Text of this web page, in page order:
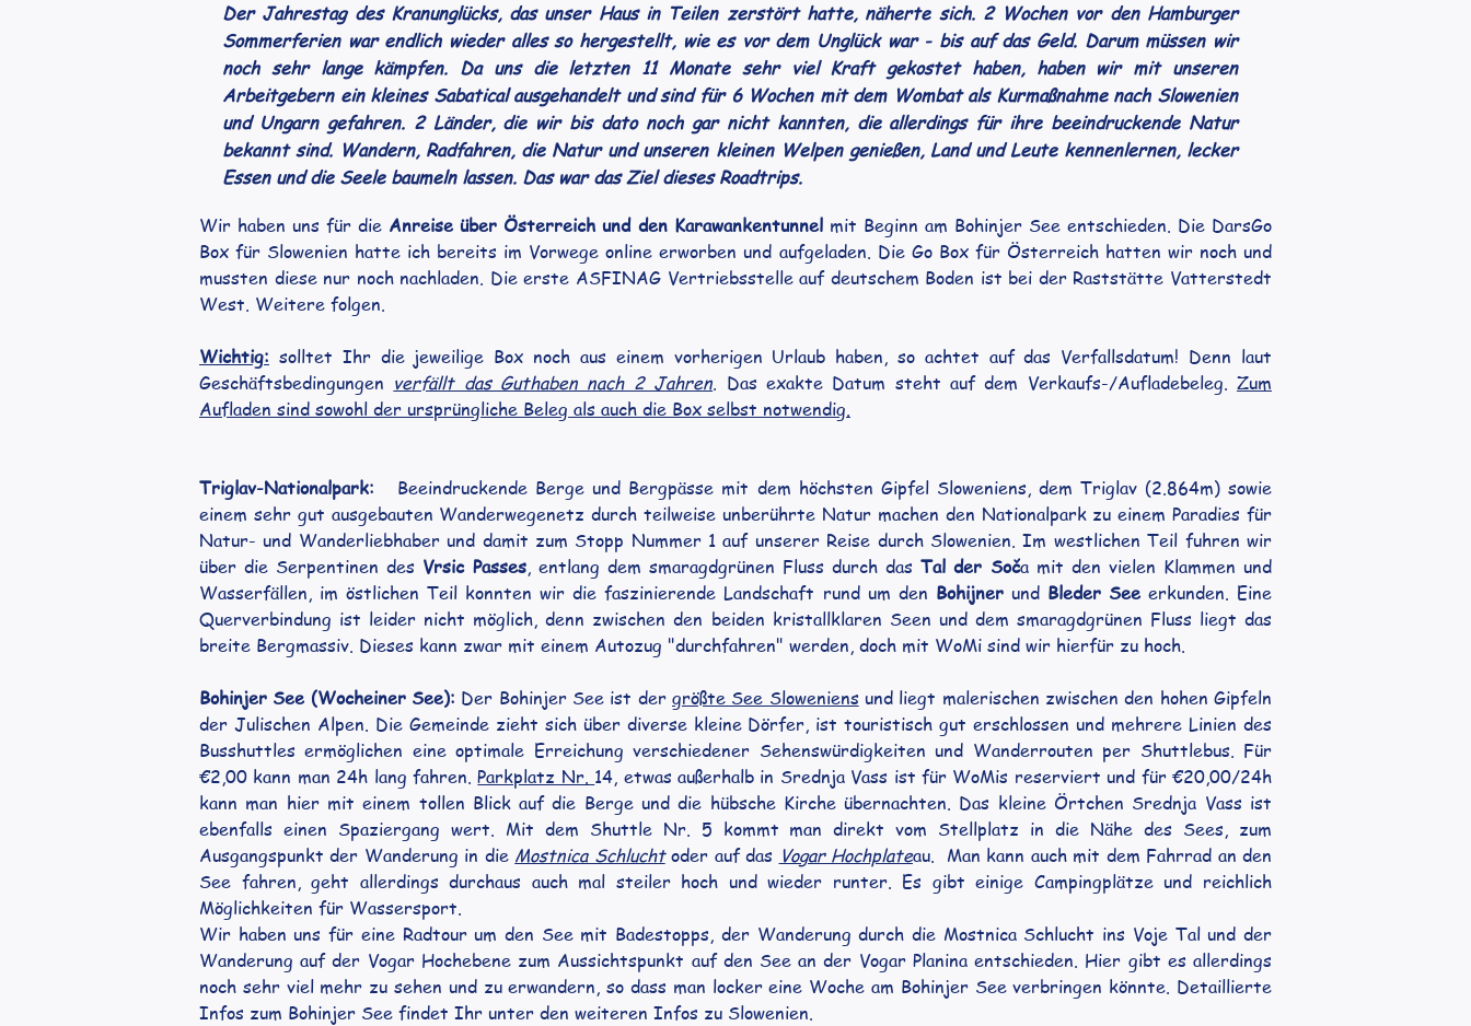
Der Jahrestag des Kranunglücks, das unser Haus in Teilen zerstört hatte, näherte sich. 2 Wochen vor den Hamburger
Sommerferien war endlich wieder alles so hergestellt, wie es vor dem Unglück war - bis auf das Geld. Darum müssen wir
noch sehr lange kämpfen. Da uns die letzten 11 Monate sehr viel Kraft gekostet haben, haben wir mit unseren
Arbeitgebern ein kleines Sabatical ausgehandelt und sind für 6 Wochen mit dem Wombat als Kurmaßnahme nach Slowenien
und Ungarn gefahren. 2 Länder, die wir bis dato noch gar nicht kannten, die allerdings für ihre beeindruckende Natur
bekannt sind. Wandern, Radfahren, die Natur und unseren kleinen Welpen genießen, Land und Leute kennenlernen, lecker
Essen und die Seele baumeln lassen. Das war das Ziel dieses Roadtrips.
Wir haben uns für die Anreise über Österreich und den Karawankentunnel mit Beginn am Bohinjer See entschieden. Die DarsGo
Box für Slowenien hatte ich bereits im Vorwege online erworben und aufgeladen. Die Go Box für Österreich hatten wir noch und
mussten diese nur noch nachladen. Die erste ASFINAG Vertriebsstelle auf deutschem Boden ist bei der Raststätte Vatterstedt
West. Weitere folgen.
Wichtig: solltet Ihr die jeweilige Box noch aus einem vorherigen Urlaub haben, so achtet auf das Verfallsdatum! Denn laut
Geschäftsbedingungen verfällt das Guthaben nach 2 Jahren. Das exakte Datum steht auf dem Verkaufs-/Aufladebeleg. Zum
Aufladen sind sowohl der ursprüngliche Beleg als auch die Box selbst notwendig.
Triglav-Nationalpark: Beeindruckende Berge und Bergpässe mit dem höchsten Gipfel Sloweniens, dem Triglav (2.864m) sowie
einem sehr gut ausgebauten Wanderwegenetz durch teilweise unberührte Natur machen den Nationalpark zu einem Paradies für
Natur- und Wanderliebhaber und damit zum Stopp Nummer 1 auf unserer Reise durch Slowenien. Im westlichen Teil fuhren wir
über die Serpentinen des Vrsic Passes, entlang dem smaragdgrünen Fluss durch das Tal der Soča mit den vielen Klammen und
Wasserfällen, im östlichen Teil konnten wir die faszinierende Landschaft rund um den Bohijner und Bleder See erkunden. Eine
Querverbindung ist leider nicht möglich, denn zwischen den beiden kristallklaren Seen und dem smaragdgrünen Fluss liegt das
breite Bergmassiv. Dieses kann zwar mit einem Autozug "durchfahren" werden, doch mit WoMi sind wir hierfür zu hoch.
Bohinjer See (Wocheiner See): Der Bohinjer See ist der größte See Sloweniens und liegt malerischen zwischen den hohen Gipfeln
der Julischen Alpen. Die Gemeinde zieht sich über diverse kleine Dörfer, ist touristisch gut erschlossen und mehrere Linien des
Busshuttles ermöglichen eine optimale Erreichung verschiedener Sehenswürdigkeiten und Wanderrouten per Shuttlebus. Für
€2,00 kann man 24h lang fahren. Parkplatz Nr. 14, etwas außerhalb in Srednja Vass ist für WoMis reserviert und für €20,00/24h
kann man hier mit einem tollen Blick auf die Berge und die hübsche Kirche übernachten. Das kleine Örtchen Srednja Vass ist
ebenfalls einen Spaziergang wert. Mit dem Shuttle Nr. 5 kommt man direkt vom Stellplatz in die Nähe des Sees, zum
Ausgangspunkt der Wanderung in die Mostnica Schlucht oder auf das Vogar Hochplateau.  Man kann auch mit dem Fahrrad an den
See fahren, geht allerdings durchaus auch mal steiler hoch und wieder runter. Es gibt einige Campingplätze und reichlich
Möglichkeiten für Wassersport.
Wir haben uns für eine Radtour um den See mit Badestopps, der Wanderung durch die Mostnica Schlucht ins Voje Tal und der
Wanderung auf der Vogar Hochebene zum Aussichtspunkt auf den See an der Vogar Planina entschieden. Hier gibt es allerdings
noch sehr viel mehr zu sehen und zu erwandern, so dass man locker eine Woche am Bohinjer See verbringen könnte. Detaillierte
Infos zum Bohinjer See findet Ihr unter den weiteren Infos zu Slowenien.